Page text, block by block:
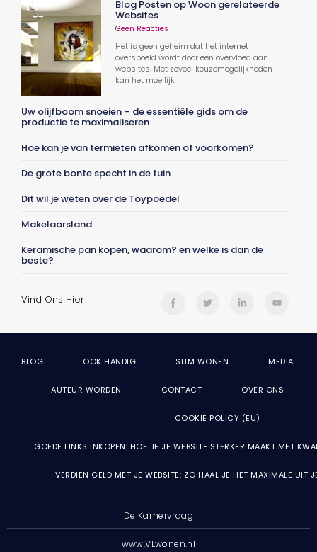
Blog Posten op Woon gerelateerde
Websites
Geen Reacties
Het is geen geheim dat het internet
overspoeld wordt door een overvloed aan
websites. Met zoveel keuzemogelijkheden
kan het moeilijk
Uw olijfboom snoeien – de essentiële gids om de
productie te maximaliseren
Hoe kan je van termieten afkomen of voorkomen?
De grote bonte specht in de tuin
Dit wil je weten over de Toypoedel
Makelaarsland
Keramische pan kopen, waarom? en welke is dan de
beste?
Vind Ons Hier
BLOG OOK HANDIG SLIM WONEN MEDIA
AUTEUR WORDEN CONTACT OVER ONS
COOKIE POLICY (EU)
GOEDE LINKS INKOPEN: HOE JE JE WEBSITE STERKER MAAKT MET
VERDIEN GELD MET JE WEBSITE: ZO HAAL JE HET MAXIMALE UIT
De Kamervraag
www.VLwonen.nl